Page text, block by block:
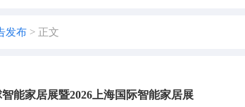
发布 > 正文
能家居展暨2026上海国际智能家居展